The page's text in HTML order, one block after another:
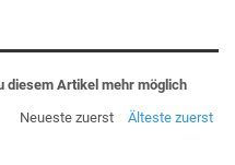
diesem Artikel mehr möglich
Neueste zuerst
Älteste zuerst